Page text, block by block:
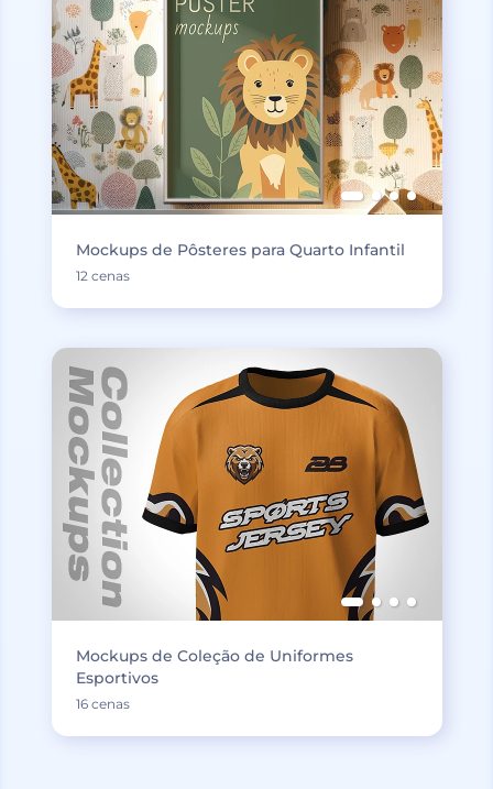
Mockups de Pôsteres para Quarto Infantil
12 cenas
Mockups de Coleção de Uniformes
Esportivos
16 cenas